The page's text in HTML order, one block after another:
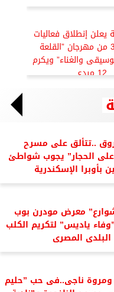
يعلن إنطلاق فعاليات
الدورة 33 من مهرجان ”القلعة
والغناء” ويكرم
12 مبدع
..تتألق على مسرح
الحجار” يجوب شواطئ
بأوبرا الإسكندرية
معرض مودرن بوب
ياديس” لتكريم الكلب
البلدى المصرى
ناجى..فى حب ”حليم